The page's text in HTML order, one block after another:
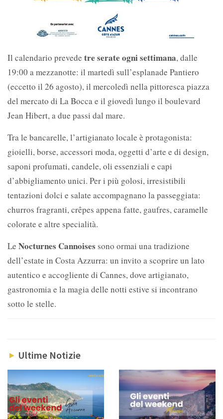
Il calendario prevede tre serate ogni settimana, dalle
19:00 a mezzanotte: il martedì sull’esplanade Pantiero
(eccetto il 26 agosto), il mercoledì nella pittoresca piazza
del mercato di La Bocca e il giovedì lungo il boulevard
Jean Hibert, a due passi dal mare.
Tra le bancarelle, l’artigianato locale è protagonista:
gioielli, borse, accessori moda, oggetti d’arte e di design,
saponi profumati, candele, oli essenziali e capi
d’abbigliamento unici. Per i più golosi, irresistibili
tentazioni dolci e salate accompagnano la passeggiata:
churros fragranti, crêpes appena fatte, gaufres, caramelle
colorate e altre specialità.
Le Nocturnes Cannoises sono ormai una tradizione
dell’estate in Costa Azzurra: un invito a scoprire un lato
autentico e accogliente di Cannes, dove artigianato,
gastronomia e la magia delle notti estive si incontrano
sotto le stelle.
Ultime Notizie